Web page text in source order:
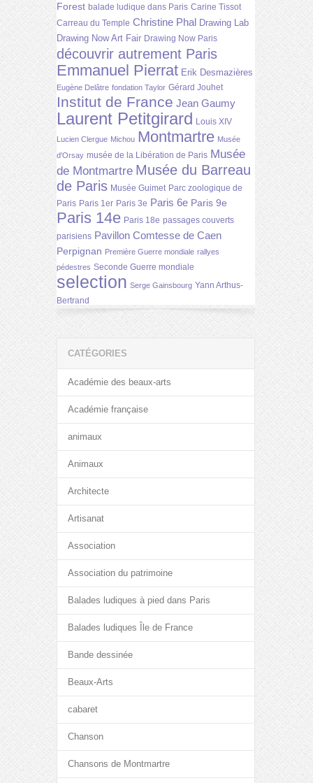
Forest balade ludique dans Paris Carine Tissot
Carreau du Temple Christine Phal Drawing Lab
Drawing Now Art Fair Drawing Now Paris
découvrir autrement Paris
Emmanuel Pierrat Erik Desmazières
Eugène Delâtre fondation Taylor Gérard Jouhet
Institut de France Jean Gaumy
Laurent Petitgirard Louis XIV
Lucien Clergue Michou Montmartre Musée
d'Orsay musée de la Libération de Paris Musée
de Montmartre Musée du Barreau
de Paris Musée Guimet Parc zoologique de
Paris Paris 1er Paris 3e Paris 6e Paris 9e
Paris 14e Paris 18e passages couverts
parisiens Pavillon Comtesse de Caen
Perpignan Première Guerre mondiale rallyes
pédestres Seconde Guerre mondiale
selection Serge Gainsbourg Yann Arthus-
Bertrand
CATÉGORIES
Académie des beaux-arts
Académie française
animaux
Animaux
Architecte
Artisanat
Association
Association du patrimoine
Balades ludiques à pied dans Paris
Balades ludiques Île de France
Bande dessinée
Beaux-Arts
cabaret
Chanson
Chansons de Montmartre